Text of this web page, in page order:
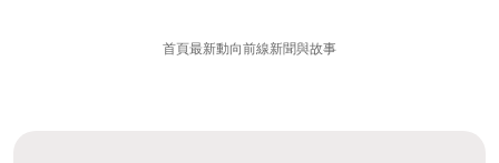
首頁最新動向前線新聞與故事